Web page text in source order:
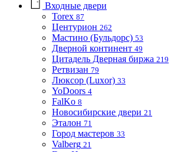
Входные двери
Torex 87
Центурион 262
Мастино (Бульдорс) 53
Дверной континент 49
Цитадель Дверная биржа 219
Ретвизан 79
Люксор (Luxor) 33
YoDoors 4
FalKo 8
Новосибирские двери 21
Эталон 71
Город мастеров 33
Valberg 21